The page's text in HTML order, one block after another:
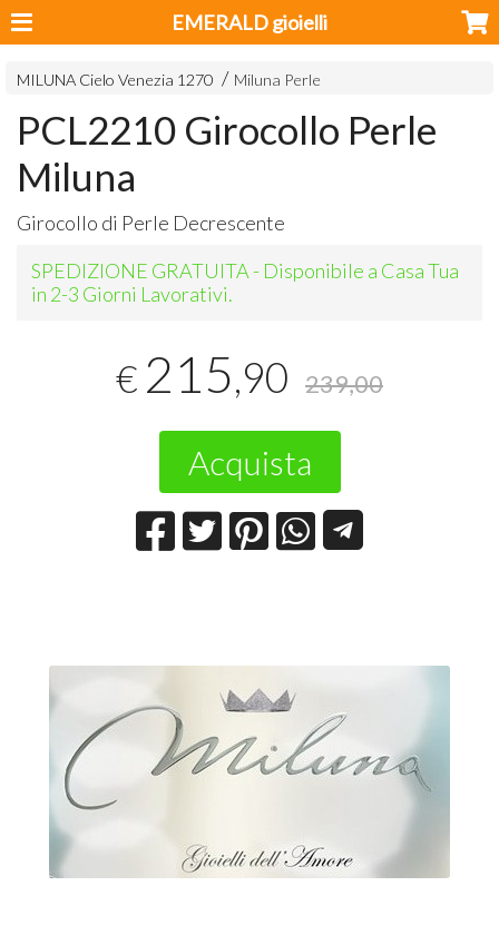
EMERALD gioielli
MILUNA Cielo Venezia 1270 Miluna Perle
PCL2210 Girocollo Perle
Miluna
Girocollo di Perle Decrescente
SPEDIZIONE GRATUITA - Disponibile a Casa Tua
in 2-3 Giorni Lavorativi.
€ 215,90 239,00
Acquista